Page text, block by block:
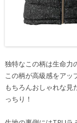
独特なこの柄は生命力
この柄が高級感をアッ
もちろんおしゃれな見
っちり！